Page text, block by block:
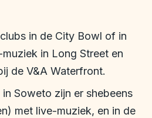
in de City Bowl of in
in Long Street en
de V&A Waterfront.
Soweto zijn er shebeens
met live-muziek, en in de